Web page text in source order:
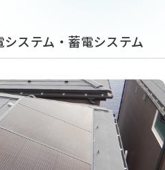
ステム・蓄電システム